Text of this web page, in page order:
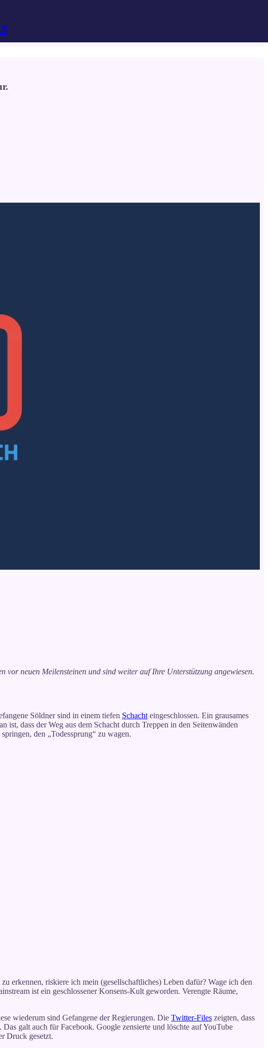
neuen Meilensteinen und sind weiter auf Ihre Unterstützung angewiesen.
Söldner sind in einem tiefen Schacht eingeschlossen. Ein grausames
dass der Weg aus dem Schacht durch Treppen in den Seitenwänden
den „Todessprung“ zu wagen.
erkennen, riskiere ich mein (gesellschaftliches) Leben dafür? Wage ich den
ist ein geschlossener Konsens-Kult geworden. Verengte Räume,
wiederum sind Gefangene der Regierungen. Die Twitter-Files zeigten, dass
galt auch für Facebook. Google zensierte und löschte auf YouTube
Druck gesetzt.